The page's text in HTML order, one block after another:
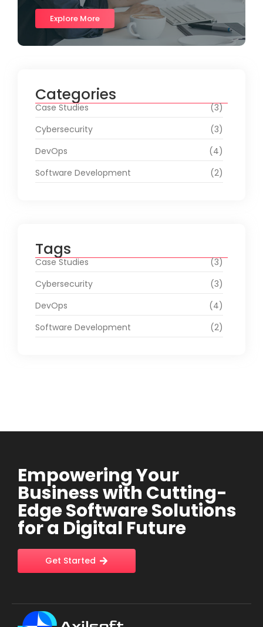
Explore More
Categories
Case Studies
(3)
Cybersecurity
(3)
DevOps
(4)
Software Development
(2)
Tags
Case Studies
(3)
Cybersecurity
(3)
DevOps
(4)
Software Development
(2)
Empowering Your
Business with Cutting-
Edge Software Solutions
for a Digital Future
Get Started